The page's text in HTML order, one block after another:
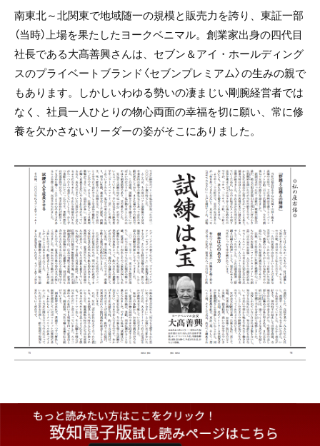
南東北～北関東で地域随一の規模と販売力を誇り、東証一部
（当時）上場を果たしたヨークベニマル。創業家出身の四代目
社長である大髙善興さんは、セブン＆アイ・ホールディング
スのプライベートブランド〈セブンプレミアム〉の生みの親で
もあります。しかしいわゆる勢いの凄まじい剛腕経営者では
なく、社員一人ひとりの物心両面の幸福を切に願い、常に修
養を欠かさないリーダーの姿がそこにありました。